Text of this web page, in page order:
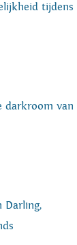
tijdens
darkroom van
Darling,